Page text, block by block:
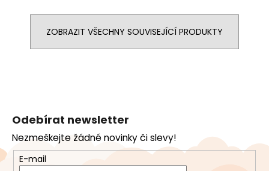
ZOBRAZIT VŠECHNY SOUVISEJÍCÍ PRODUKTY
a
t
Odebírat newsletter
Nezmeškejte žádné novinky či slevy!
E-mail